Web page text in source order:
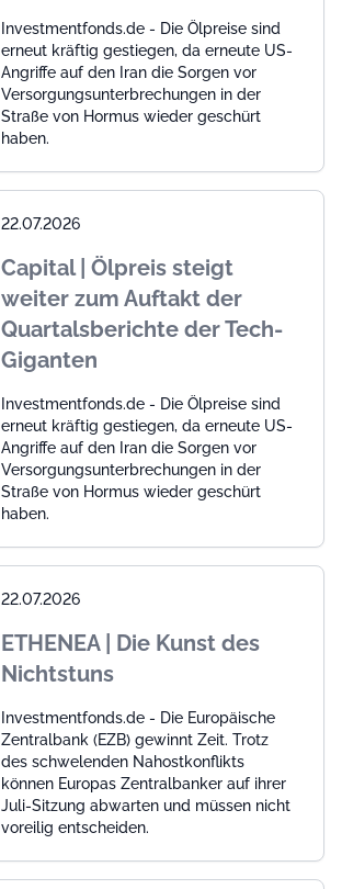
Investmentfonds.de - Die Ölpreise sind
erneut kräftig gestiegen, da erneute US-
Angriffe auf den Iran die Sorgen vor
Versorgungsunterbrechungen in der
Straße von Hormus wieder geschürt
haben.
22.07.2026
Capital | Ölpreis steigt
weiter zum Auftakt der
Quartalsberichte der Tech-
Giganten
Investmentfonds.de - Die Ölpreise sind
erneut kräftig gestiegen, da erneute US-
Angriffe auf den Iran die Sorgen vor
Versorgungsunterbrechungen in der
Straße von Hormus wieder geschürt
haben.
22.07.2026
ETHENEA | Die Kunst des
Nichtstuns
Investmentfonds.de - Die Europäische
Zentralbank (EZB) gewinnt Zeit. Trotz
des schwelenden Nahostkonflikts
können Europas Zentralbanker auf ihrer
Juli-Sitzung abwarten und müssen nicht
voreilig entscheiden.